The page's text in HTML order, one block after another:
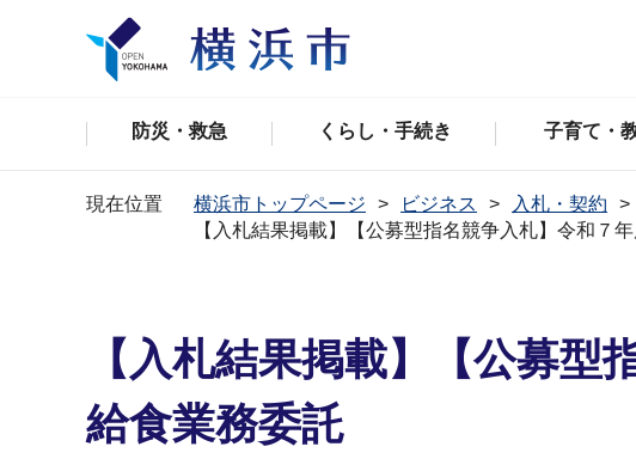
防災・救急 くらし・手続き 子育て・
現在位置 横浜市トップページ ビジネス 入札・契約
【入札結果掲載】【公募型指名競争入札】令和７
【入札結果掲載】【公募
給食業務委託